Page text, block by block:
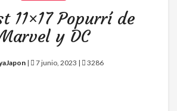
11×17 Popurrí de
y DC
| 7 junio, 2023 | 3286